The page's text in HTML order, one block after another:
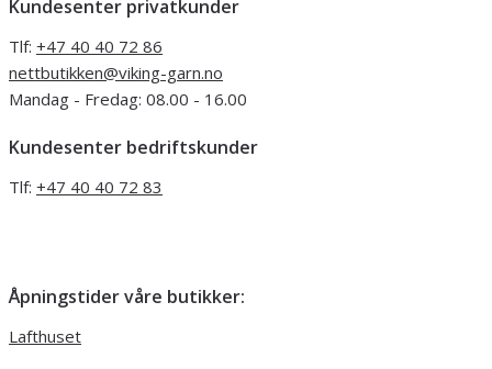
Kundesenter privatkunder
Tlf: +47 40 40 72 86
nettbutikken@viking-garn.no
Mandag - Fredag: 08.00 - 16.00
Kundesenter bedriftskunder
Tlf: +47 40 40 72 83
Åpningstider våre butikker:
Lafthuset